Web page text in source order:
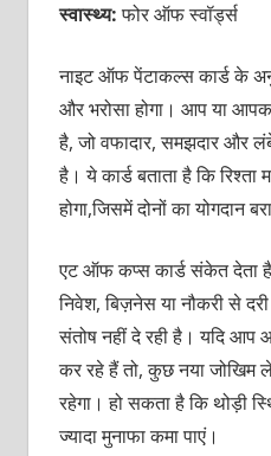
स्वास्थ्य:फोर ऑफ स्वॉर्ड्स
नाइट ऑफ पेंटाकल्स कार्ड के
और भरोसा होगा। आप या
है, जो वफादार, समझदार और
है। ये कार्ड बताता है कि
होगा,जिसमें दोनों का योगदान
एट ऑफ कप्स कार्ड संकेत देता
निवेश, बिज़नेस या नौकरी से
संतोष नहीं दे रही है। यदि आप
कर रहे हैं तो, कुछ नया जोखिम
रहेगा। हो सकता है कि थोड़ी
ज्यादा मुनाफा कमा पाएं।